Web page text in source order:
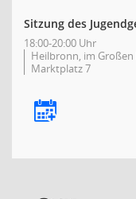
Sitzung des
18:00-20:00 Uhr
Heilbronn, im Großen
Marktplatz 7